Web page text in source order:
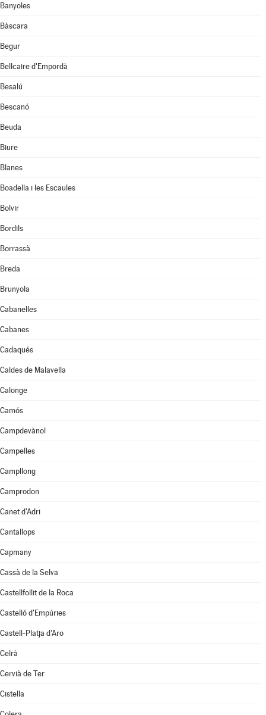
Banyoles
Bàscara
Begur
Bellcaire d'Empordà
Besalú
Bescanó
Beuda
Biure
Blanes
Boadella i les Escaules
Bolvir
Bordils
Borrassà
Breda
Brunyola
Cabanelles
Cabanes
Cadaqués
Caldes de Malavella
Calonge
Camós
Campdevànol
Campelles
Campllong
Camprodon
Canet d'Adri
Cantallops
Capmany
Cassà de la Selva
Castellfollit de la Roca
Castelló d'Empúries
Castell-Platja d'Aro
Celrà
Cervià de Ter
Cistella